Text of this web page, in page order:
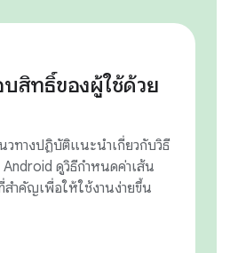
บสิทธิ์ของผู้ใช้ด้วย
วทางปฏิบัติแนะนำเกี่ยวกับวิธี
ดูวิธีกำหนดค่าเส้น
ำคัญเพื่อให้ใช้งานง่ายขึ้น